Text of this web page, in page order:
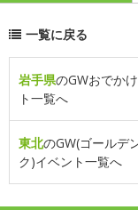
一覧に戻る
岩手県のGWおでか
ト一覧へ
東北のGW(ゴールデ
ク)イベント一覧へ